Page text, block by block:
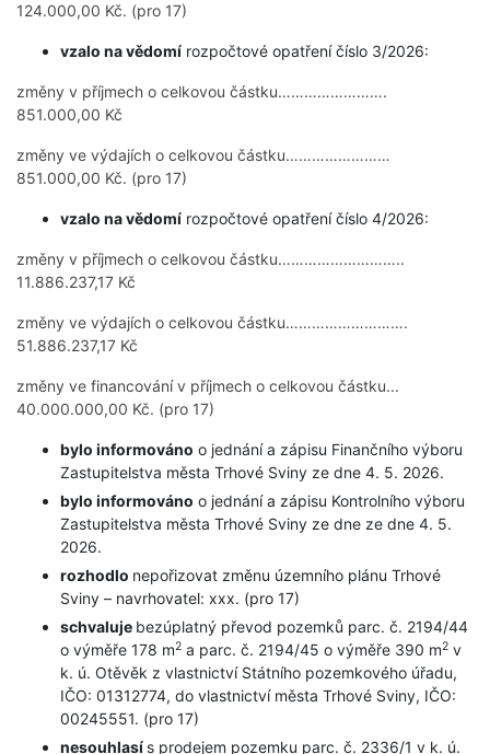
124.000,00 Kč. (pro 17)
vzalo na vědomí rozpočtové opatření číslo 3/2026:
změny v příjmech o celkovou částku…………………….
851.000,00 Kč
změny ve výdajích o celkovou částku……………………
851.000,00 Kč. (pro 17)
vzalo na vědomí rozpočtové opatření číslo 4/2026:
změny v příjmech o celkovou částku………………………..
11.886.237,17 Kč
změny ve výdajích o celkovou částku……………………….
51.886.237,17 Kč
změny ve financování v příjmech o celkovou částku...
40.000.000,00 Kč. (pro 17)
bylo informováno o jednání a zápisu Finančního výboru
Zastupitelstva města Trhové Sviny ze dne 4. 5. 2026.
bylo informováno o jednání a zápisu Kontrolního výboru
Zastupitelstva města Trhové Sviny ze dne ze dne 4. 5.
2026.
rozhodlo nepořizovat změnu územního plánu Trhové
Sviny – navrhovatel: xxx. (pro 17)
schvaluje bezúplatný převod pozemků parc. č. 2194/44
o výměře 178 m2 a parc. č. 2194/45 o výměře 390 m2 v
k. ú. Otěvěk z vlastnictví Státního pozemkového úřadu,
IČO: 01312774, do vlastnictví města Trhové Sviny, IČO:
00245551. (pro 17)
nesouhlasí s prodejem pozemku parc. č. 2336/1 v k. ú.